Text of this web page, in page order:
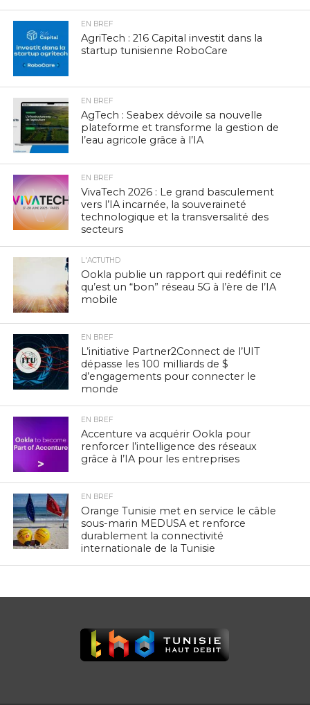
EN BREF
AgriTech : 216 Capital investit dans la
startup tunisienne RoboCare
EN BREF
AgTech : Seabex dévoile sa nouvelle
plateforme et transforme la gestion de
l’eau agricole grâce à l’IA
EN BREF
VivaTech 2026 : Le grand basculement
vers l’IA incarnée, la souveraineté
technologique et la transversalité des
secteurs
L'ACTUTHD
Ookla publie un rapport qui redéfinit ce
qu’est un “bon” réseau 5G à l’ère de l’IA
mobile
EN BREF
L’initiative Partner2Connect de l’UIT
dépasse les 100 milliards de $
d’engagements pour connecter le
monde
EN BREF
Accenture va acquérir Ookla pour
renforcer l’intelligence des réseaux
grâce à l’IA pour les entreprises
EN BREF
Orange Tunisie met en service le câble
sous-marin MEDUSA et renforce
durablement la connectivité
internationale de la Tunisie